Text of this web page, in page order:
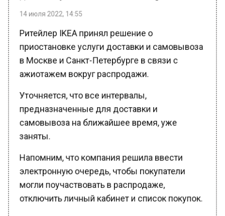
приостановке услуги доставки и самовывоза
в Москве и Санкт-Петербурге в связи с
ажиотажем вокруг распродажи.
Уточняется, что все интервалы,
предназначенные для доставки и
самовывоза на ближайшее время, уже
заняты.
Напомним, что компания решила ввести
электронную очередь, чтобы покупатели
могли поучаствовать в распродаже,
отключить личный кабинет и список покупок.